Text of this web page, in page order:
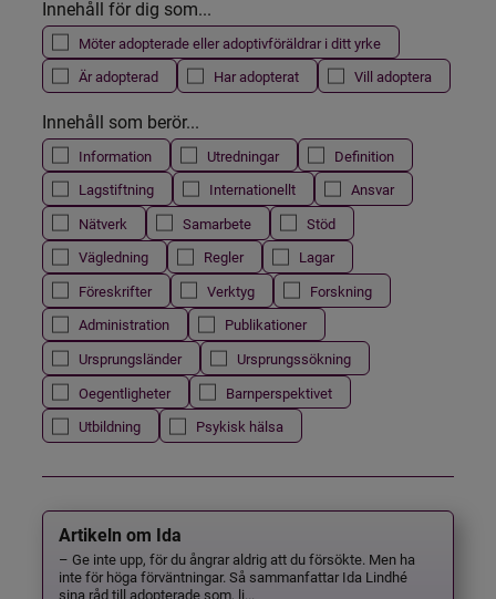
Innehåll för dig som...
Möter adopterade eller adoptivföräldrar i ditt yrke
Är adopterad
Har adopterat Vill adoptera
Innehåll som berör...
Information Utredningar
Definition
Lagstiftning
Internationellt
Ansvar
Nätverk
Samarbete
Stöd
Vägledning
Regler
Lagar
Föreskrifter
Verktyg
Forskning
Administration
Publikationer
Ursprungsländer
Ursprungssökning
Oegentligheter
Barnperspektivet
Utbildning
Psykisk hälsa
Artikeln om Ida
– Ge inte upp, för du ångrar aldrig att du försökte. Men ha
inte för höga förväntningar. Så sammanfattar Ida Lindhé
sina råd till adopterade som, li...